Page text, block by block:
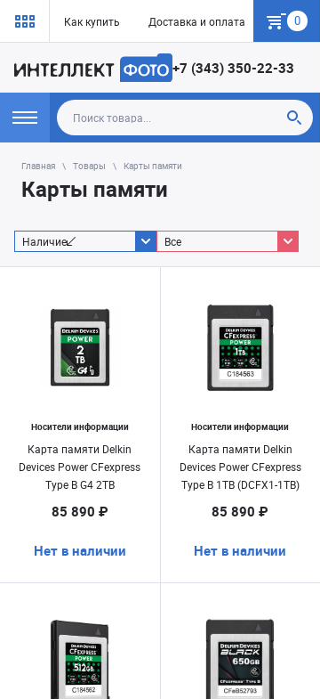
Как купить Доставка и оплата Гарантия
0
+7 (343) 350-22-33
Главная Товары Карты памяти
Карты памяти
Наличие Все
Носители информации
Карта памяти Delkin
Devices Power CFexpress
Type B G4 2TB
85 890 ₽
Нет в наличии
Носители информации
Карта памяти Delkin
Devices Power CFexpress
Type B 1TB (DCFX1-1TB)
85 890 ₽
Нет в наличии